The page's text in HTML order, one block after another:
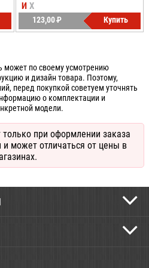
И Х
123,00P
УБ.
Купить
может по своему усмотрению
и дизайн товара. Поэтому,
перед покупкой советуем уточнять
о комплектации и
модели.
только при оформлении заказа
и может отличаться от цены в